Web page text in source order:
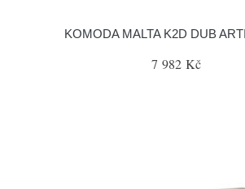
KOMODA MALTA K2D DUB
7 982 Kč